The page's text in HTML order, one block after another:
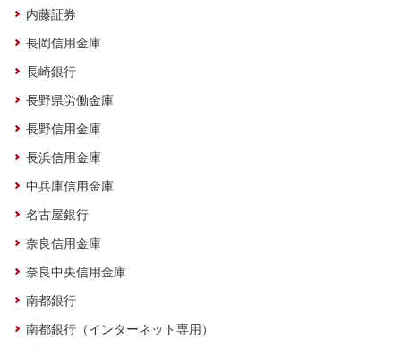
内藤証券
長岡信用金庫
長崎銀行
長野県労働金庫
長野信用金庫
長浜信用金庫
中兵庫信用金庫
名古屋銀行
奈良信用金庫
奈良中央信用金庫
南都銀行
南都銀行（インターネット専用）